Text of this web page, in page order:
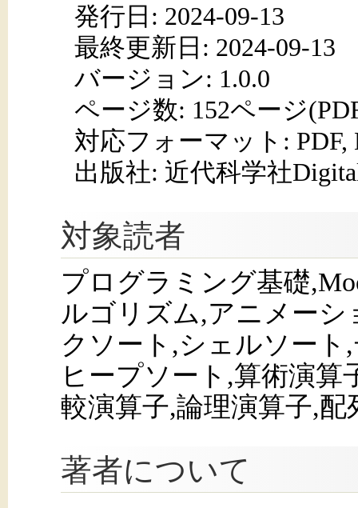
発行日: 2024-09-13
最終更新日: 2024-09-13
バージョン: 1.0.0
ページ数: 152ページ
対応フォーマット: PDF,
出版社: 近代科学社
対象読者
プログラミング基礎
ルゴリズム,アニメー
クソート,シェルソー
ヒープソート,算術演算
較演算子,論理演算子,
著者について